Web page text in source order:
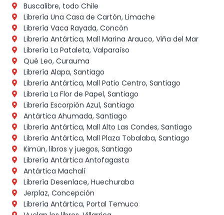
Buscalibre, todo Chile
Librería Una Casa de Cartón, Limache
Librería Vaca Rayada, Concón
Librería Antártica, Mall Marina Arauco, Viña del Mar
Librería La Pataleta, Valparaíso
Qué Leo, Curauma
Librería Alapa, Santiago
Librería Antártica, Mall Patio Centro, Santiago
Librería La Flor de Papel, Santiago
Librería Escorpión Azul, Santiago
Antártica Ahumada, Santiago
Librería Antártica, Mall Alto Las Condes, Santiago
Librería Antártica, Mall Plaza Tobalaba, Santiago
Kimün, libros y juegos, Santiago
Librería Antártica Antofagasta
Antártica Machalí
Librería Desenlace, Huechuraba
Jerplaz, Concepción
Librería Antártica, Portal Temuco